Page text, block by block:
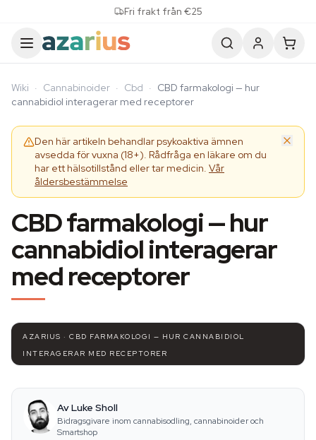
Fri frakt från €25
Wiki · Cannabinoider · Cbd · CBD farmakologi — hur
cannabidiol interagerar med receptorer
Den här artikeln behandlar psykoaktiva ämnen
avsedda för vuxna (18+). Rådfråga en läkare om du
har ett hälsotillstånd eller tar medicin. Vår
åldersbestämmelse
CBD farmakologi — hur
cannabidiol interagerar
med receptorer
AZARIUS · CBD FARMAKOLOGI — HUR CANNABIDIOL
INTERAGERAR MED RECEPTORER
Av Luke Sholl
Bidragsgivare inom cannabisodling, cannabinoider och
Smartshop